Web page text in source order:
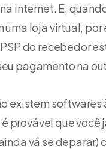
internet. E,
uma loja virtual, por
do recebedor
pagamento na
existem softwares
é provável que você
vá se deparar)